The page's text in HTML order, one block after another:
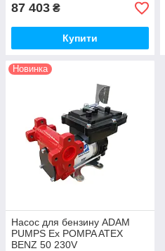
87 403 ₴
Купити
Новинка
Насос для бензину ADAM
PUMPS Ex POMPA ATEX
BENZ 50 230V